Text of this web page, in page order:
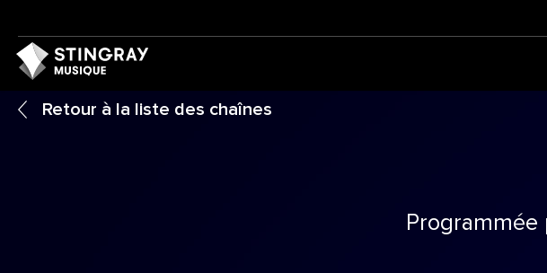
Retour à la liste des chaînes
Programmée